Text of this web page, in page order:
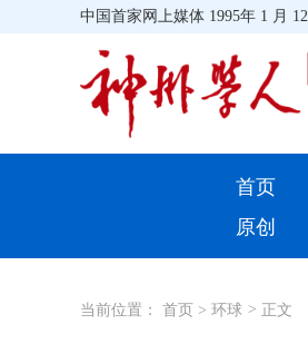
留学
中国首家网上媒体 1995年 1 月
首页
原创
当前位置： 首页 > 环球 > 正文